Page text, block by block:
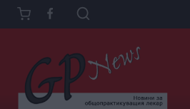
Към
съдържанието